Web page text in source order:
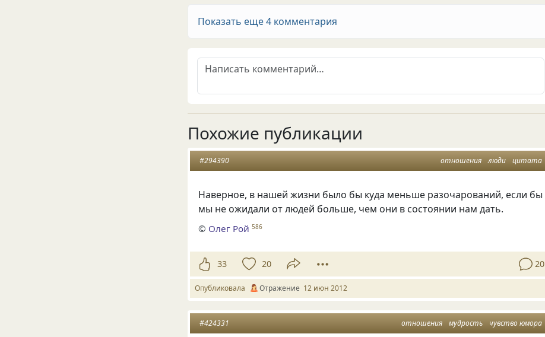
Показать еще 4 комментария
Похожие публикации
отношения люди цитата
#294390
Наверное, в нашей жизни было бы куда меньше разочарований, если бы
мы не ожидали от людей больше, чем они в состоянии нам дать.
© Олег Рой 586
33 20 20
Опубликовала Отражение 12 июн 2012
отношения мудрость чувство юмора
#424331